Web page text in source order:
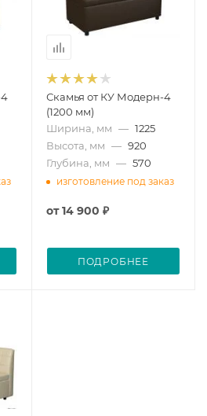
Скамья от КУ Модерн-4
(1200 мм)
Ширина, мм — 1225
Высота, мм — 920
Глубина, мм — 570
изготовление под заказ
от14 900 ₽
ПОДРОБНЕЕ